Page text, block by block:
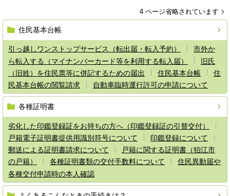
4 ページ省略されています
住民基本台帳
引っ越しワンストップサービス（転出届・転入予約）
市外か
ら転入する（マイナンバーカード等を利用する転入届）
旧氏
（旧姓）を住民票等に併記するための届出
住民基本台帳
住
民基本台帳の閲覧請求
自動車臨時運行許可の申請について
各種証明書
劣化した印鑑登録証をお持ちの方へ（印鑑登録証の引替交付）
戸籍電子証明書提供用識別符号について
印鑑登録について
郵送による証明書請求について
戸籍に関する証明書（狛江市
の戸籍）
各種証明書類の交付手数料について
住民異動届や
各種交付申請時の本人確認